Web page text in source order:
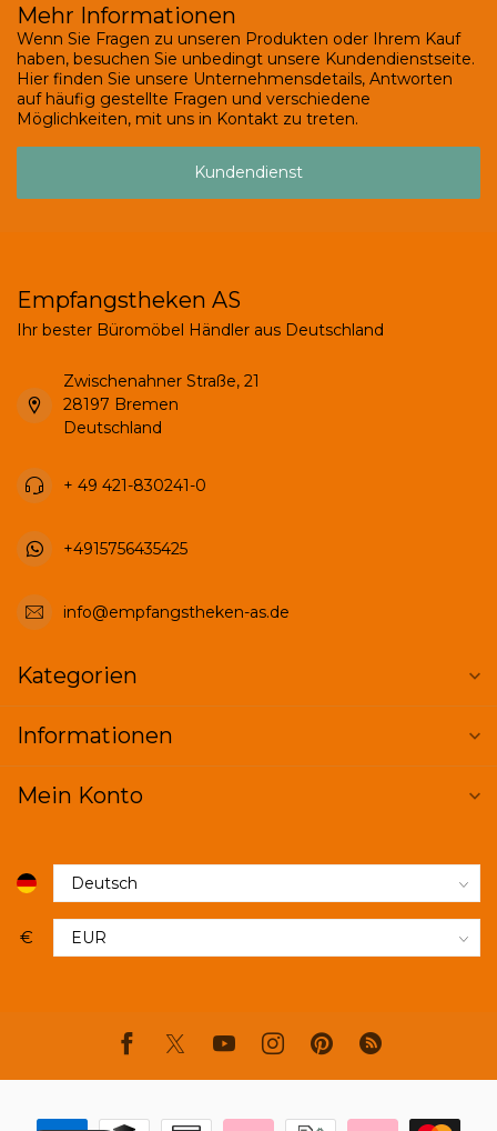
Mehr Informationen
Wenn Sie Fragen zu unseren Produkten oder Ihrem Kauf
haben, besuchen Sie unbedingt unsere Kundendienstseite.
Hier finden Sie unsere Unternehmensdetails, Antworten
auf häufig gestellte Fragen und verschiedene
Möglichkeiten, mit uns in Kontakt zu treten.
Kundendienst
Empfangstheken AS
Ihr bester Büromöbel Händler aus Deutschland
Zwischenahner Straße, 21
28197 Bremen
Deutschland
+ 49 421-830241-0
+4915756435425
info@empfangstheken-as.de
Kategorien
Informationen
Mein Konto
€